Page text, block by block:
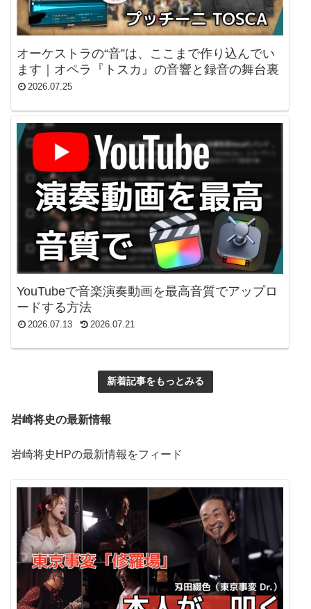
オーケストラの“音”は、ここまで作り込んでい
ます｜オペラ『トスカ』の音響と録音の舞台裏
2026.07.25
YouTubeで音楽演奏動画を最高音質でアップロ
ードする方法
2026.07.13 2026.07.21
新着記事をもっとみる
岩崎将史の最新情報
岩崎将史HPの最新情報をフィード